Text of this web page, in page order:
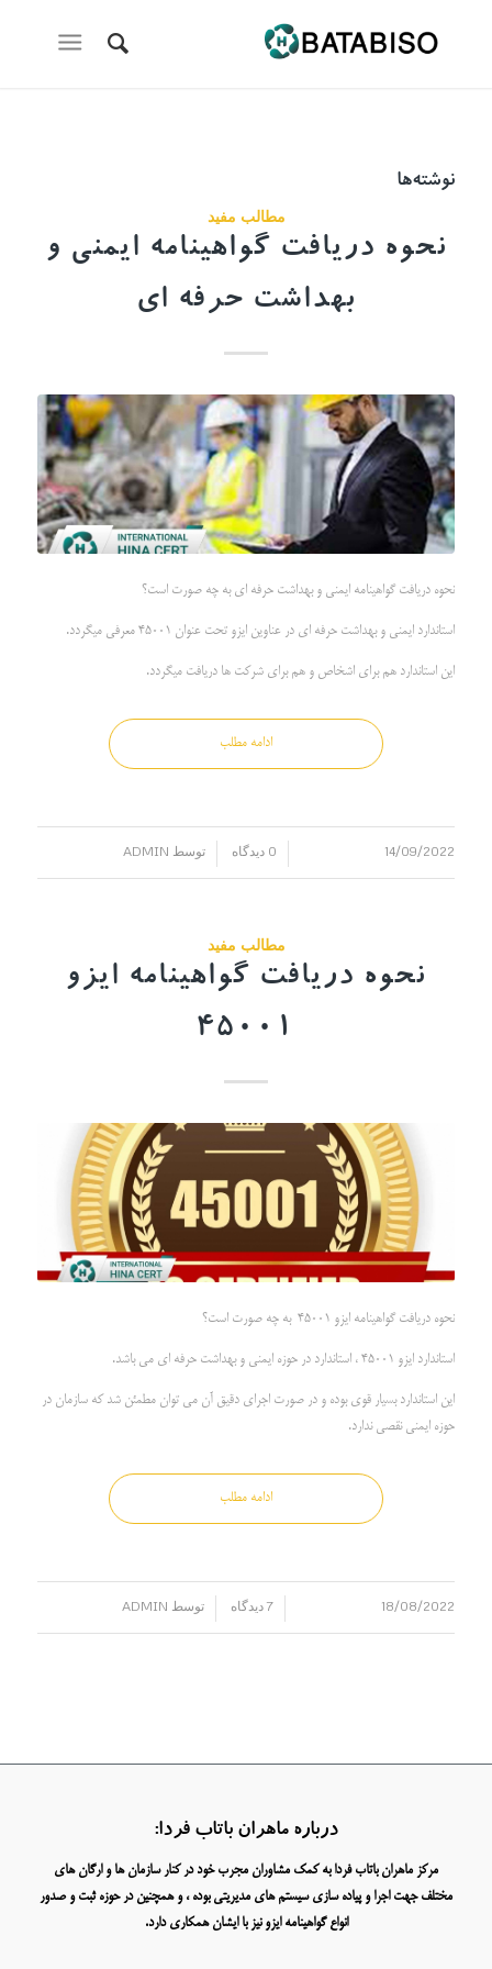
نوشته‌ها
مطالب مفید
نحوه دریافت گواهینامه ایمنی و
بهداشت حرفه ای
نحوه دریافت گواهینامه ایمنی و بهداشت حرفه ای به چه صورت است؟
استاندارد ایمنی و بهداشت حرفه ای در عناوین ایزو تحت عنوان 45001 معرفی میگردد.
این استاندارد هم برای اشخاص و هم برای شرکت ها دریافت میگردد.
ادامه مطلب
14/09/2022 0 دیدگاه توسط ADMIN
مطالب مفید
نحوه دریافت گواهینامه ایزو
45001
نحوه دریافت گواهینامه ایزو 45001 به چه صورت است؟
استاندارد ایزو 45001 ، استاندارد در حوزه ایمنی و بهداشت حرفه ای می باشد.
این استاندارد بسیار قوی بوده و در صورت اجرای دقیق آن می توان مطمئن شد که سازمان در
حوزه ایمنی نقصی ندارد.
ادامه مطلب
18/08/2022 7 دیدگاه توسط ADMIN
درباره ماهران باتاب فردا:
مرکز ماهران باتاب فردا به کمک مشاوران مجرب خود در کنار سازمان ها و ارگان های
مختلف جهت اجرا و پیاده سازی سیستم های مدیریتی بوده ، و همچنین در حوزه ثبت و صدور
انواع گواهینامه ایزو نیز با ایشان همکاری دارد.